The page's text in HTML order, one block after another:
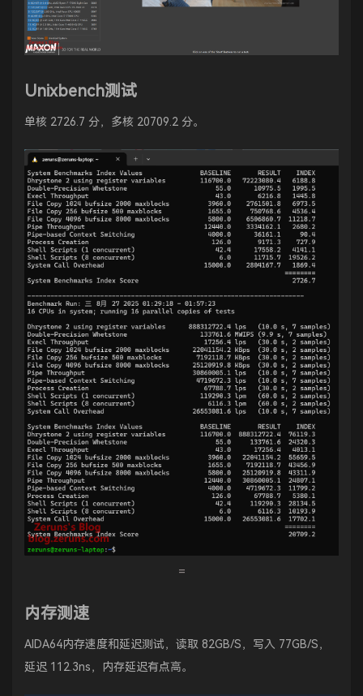
Unixbench测试
单核 2726.7 分，多核 20709.2 分。
=
内存测速
AIDA64内存速度和延迟测试，读取 82GB/S，写入 77GB/S，
延迟 112.3ns，内存延迟有点高。